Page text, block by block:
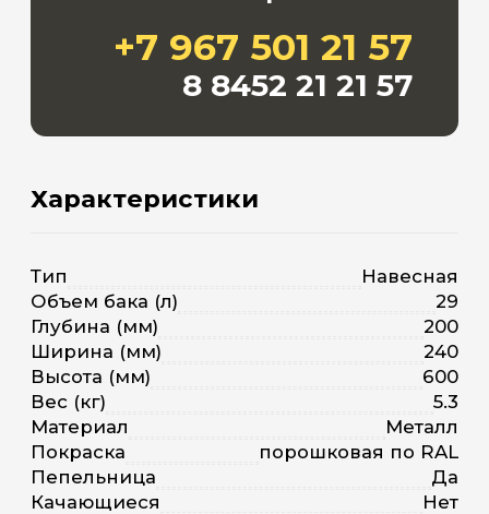
+7 967 501 21 57
8 8452 21 21 57
Характеристики
Тип
Навесная
Объем бака (л)
29
Глубина (мм)
200
Ширина (мм)
240
Высота (мм)
600
Вес (кг)
5.3
Материал
Металл
Покраска
порошковая по RAL
Пепельница
Да
Качающиеся
Нет